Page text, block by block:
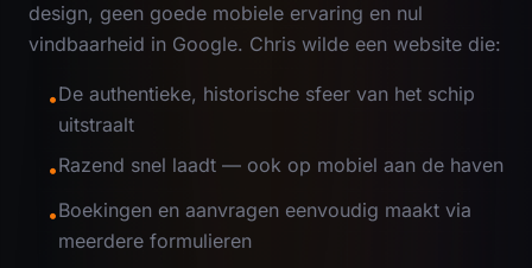
design, geen goede mobiele ervaring en nul
vindbaarheid in Google. Chris wilde een website die:
•De authentieke, historische sfeer van het schip
uitstraalt
•Razend snel laadt — ook op mobiel aan de haven
•Boekingen en aanvragen eenvoudig maakt via
meerdere formulieren